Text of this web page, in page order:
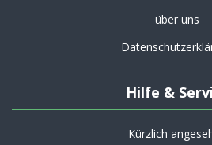
über uns
Hilfe &
Kürzlich